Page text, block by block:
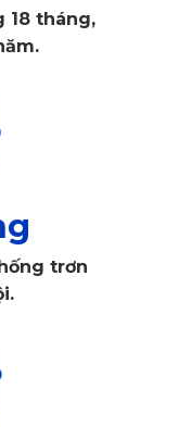
18 tháng,
trơn